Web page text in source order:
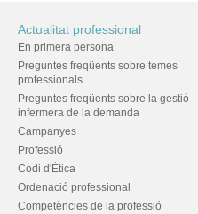
Actualitat professional
En primera persona
Preguntes freqüents sobre temes
professionals
Preguntes freqüents sobre la gestió
infermera de la demanda
Campanyes
Professió
Codi d'Ètica
Ordenació professional
Competències de la professió